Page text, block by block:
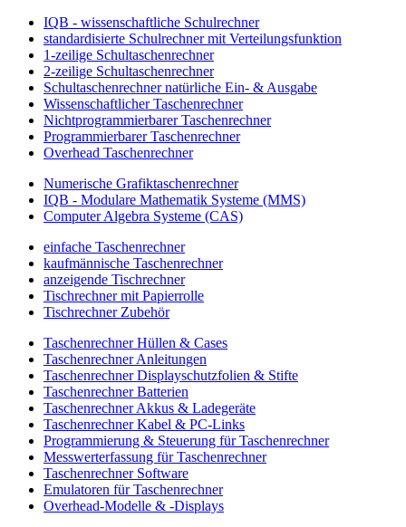
IQB - wissenschaftliche Schulrechner
standardisierte Schulrechner mit Verteilungsfunktion
1-zeilige Schultaschenrechner
2-zeilige Schultaschenrechner
Schultaschenrechner natürliche Ein- & Ausgabe
Wissenschaftlicher Taschenrechner
Nichtprogrammierbarer Taschenrechner
Programmierbarer Taschenrechner
Overhead Taschenrechner
Numerische Grafiktaschenrechner
IQB - Modulare Mathematik Systeme (MMS)
Computer Algebra Systeme (CAS)
einfache Taschenrechner
kaufmännische Taschenrechner
anzeigende Tischrechner
Tischrechner mit Papierrolle
Tischrechner Zubehör
Taschenrechner Hüllen & Cases
Taschenrechner Anleitungen
Taschenrechner Displayschutzfolien & Stifte
Taschenrechner Batterien
Taschenrechner Akkus & Ladegeräte
Taschenrechner Kabel & PC-Links
Programmierung & Steuerung für Taschenrechner
Messwerterfassung für Taschenrechner
Taschenrechner Software
Emulatoren für Taschenrechner
Overhead-Modelle & -Displays